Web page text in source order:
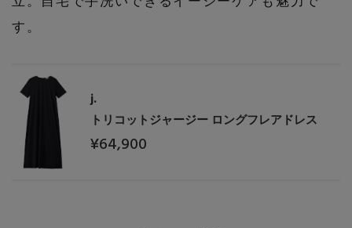
主役級ニットが揃う「シーエフシーエル」の
POP UPがスタート
す。
j.
トリコットジャージー ロングフレアドレス
¥64,900